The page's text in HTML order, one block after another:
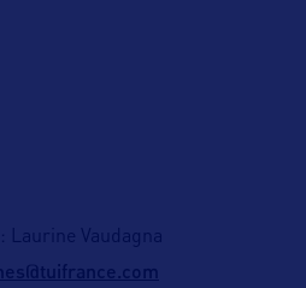
Laurine Vaudagna